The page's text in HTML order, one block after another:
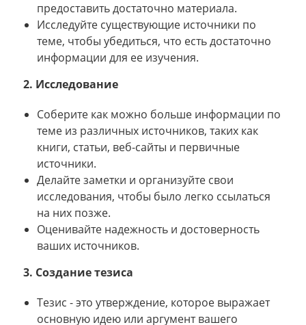
предоставить достаточно материала.
Исследуйте существующие источники по
теме, чтобы убедиться, что есть достаточно
информации для ее изучения.
2. Исследование
Соберите как можно больше информации по
теме из различных источников, таких как
книги, статьи, веб-сайты и первичные
источники.
Делайте заметки и организуйте свои
исследования, чтобы было легко ссылаться
на них позже.
Оценивайте надежность и достоверность
ваших источников.
3. Создание тезиса
Тезис - это утверждение, которое выражает
основную идею или аргумент вашего